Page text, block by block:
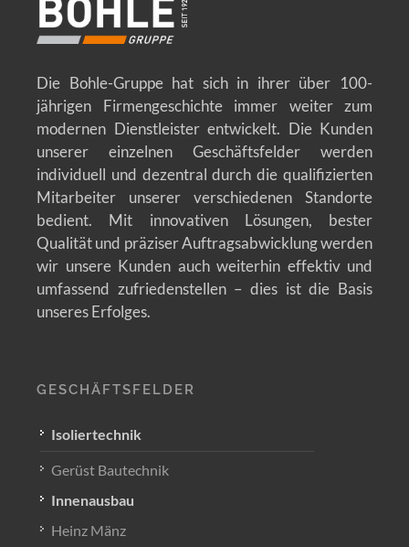
Die Bohle-Gruppe hat sich in ihrer über 100-
jährigen Firmengeschichte immer weiter zum
modernen Dienstleister entwickelt. Die Kunden
unserer einzelnen Geschäftsfelder werden
individuell und dezentral durch die qualifizierten
Mitarbeiter unserer verschiedenen Standorte
bedient. Mit innovativen Lösungen, bester
Qualität und präziser Auftragsabwicklung werden
wir unsere Kunden auch weiterhin effektiv und
umfassend zufriedenstellen – dies ist die Basis
unseres Erfolges.
GESCHÄFTSFELDER
Isoliertechnik
Gerüst Bautechnik
Innenausbau
Heinz Mänz